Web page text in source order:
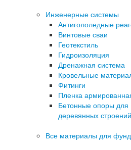
Инженерные системы
Антигололедные
Винтовые сваи
Геотекстиль
Гидроизоляция
Дренажная система
Кровельные
Фитинги
Пленка
Бетонные опоры для
деревянных строений
Все материалы для